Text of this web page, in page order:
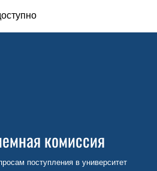
комиссия
поступления в университет